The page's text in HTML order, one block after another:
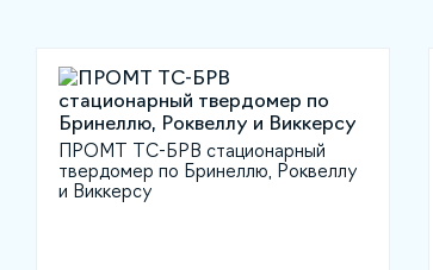
ПРОМТ ТС-БРВ стационарный
твердомер по Бринеллю, Роквеллу
и Виккерсу